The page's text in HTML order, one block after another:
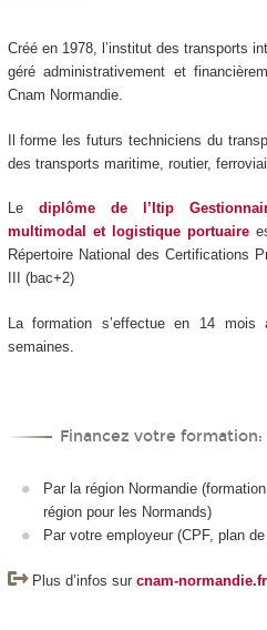
Créé en 1978, l’institut des transports
géré administrativement et
Cnam Normandie.
Il forme les futurs techniciens du
des transports maritime, routier,
Le diplôme de l’Itip
multimodal et logistique portuaire
Répertoire National des Certifications
III (bac+2)
La formation s’effectue en 14
semaines.
Financez votre formation:
Par la région Normandie
région pour les Normands)
Par votre employeur (CPF, plan
Plus d’infos sur cnam-normandie.fr